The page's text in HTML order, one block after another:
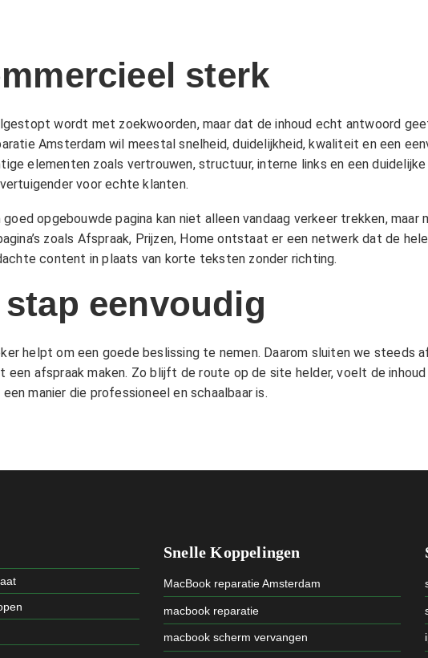
sterk
wordt met zoekwoorden, maar dat de inhoud echt antwoord
Amsterdam wil meestal snelheid, duidelijkheid, kwaliteit en een
elementen zoals vertrouwen, structuur, interne links en een duidelijke
voor echte klanten.
opgebouwde pagina kan niet alleen vandaag verkeer trekken, maar
zoals Afspraak, Prijzen, Home ontstaat er een netwerk dat de
content in plaats van korte teksten zonder richting.
eenvoudig
helpt om een goede beslissing te nemen. Daarom sluiten we steeds
afspraak maken. Zo blijft de route op de site helder, voelt de
manier die professioneel en schaalbaar is.
Snelle Koppelingen
MacBook reparatie Amsterdam
macbook reparatie
macbook scherm vervangen